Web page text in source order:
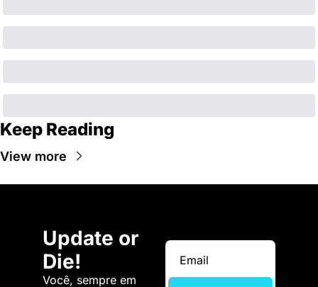
Keep Reading
View more
Update or
Die!
Você, sempre em